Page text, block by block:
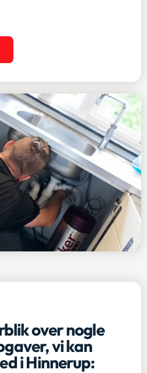
over nogle
vi kan
i Hinnerup: